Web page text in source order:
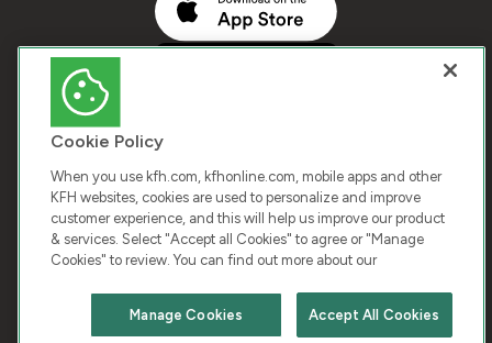
Chat with us
COPYRIGHT © 2026 KUWAIT FINANCE HOUSE. ALL
RIGHTS RESERVED
Terms & Condition Cookies Privacy Policy
Cookie Policy
When you use kfh.com, kfhonline.com, mobile apps and other
KFH websites, cookies are used to personalize and improve
customer experience, and this will help us improve our product
& services. Select "Accept all Cookies" to agree or "Manage
Cookies" to review. You can find out more about our
Accept All Cookies
Manage Cookies